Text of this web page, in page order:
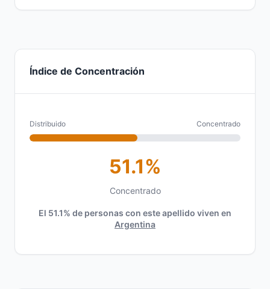
Índice de Concentración
Distribuido Concentrado
51.1%
Concentrado
El 51.1% de personas con este apellido viven en
Argentina